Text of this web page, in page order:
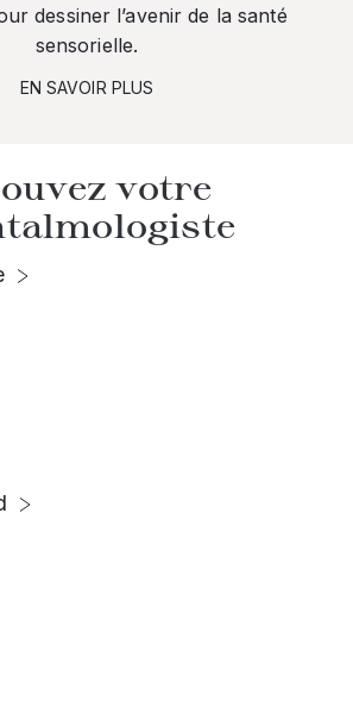
dessiner l’avenir de la santé
sensorielle.
EN SAVOIR PLUS
votre